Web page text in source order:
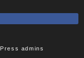
admins